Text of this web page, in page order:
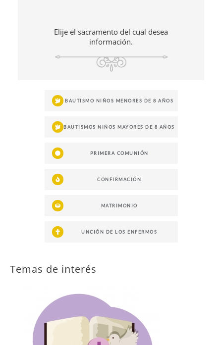
Elije el sacramento del cual desea
información.
BAUTISMO NIÑOS MENORES DE 8 AÑOS
BAUTISMOS NIÑOS MAYORES DE 8 AÑOS
PRIMERA COMUNIÓN
CONFIRMACIÓN
MATRIMONIO
UNCIÓN DE LOS ENFERMOS
Temas de interés